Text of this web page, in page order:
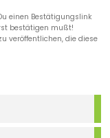
einen Bestätigungslink
bestätigen mußt!
veröffentlichen, die diese